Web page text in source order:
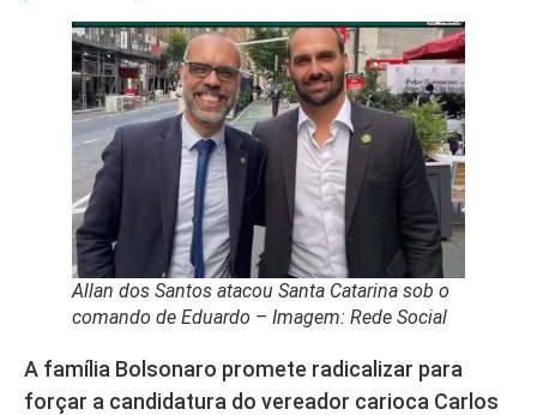
Allan dos Santos atacou Santa Catarina sob o
comando de Eduardo – Imagem: Rede Social
A família Bolsonaro promete radicalizar para
forçar a candidatura do vereador carioca Carlos